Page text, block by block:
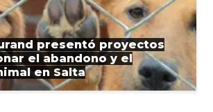
presentó proyectos
el abandono y el
en Salta